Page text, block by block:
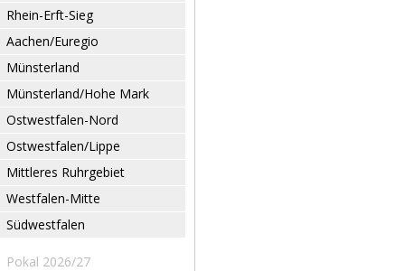
Rhein-Erft-Sieg
Aachen/Euregio
Münsterland
Münsterland/Hohe Mark
Ostwestfalen-Nord
Ostwestfalen/Lippe
Mittleres Ruhrgebiet
Westfalen-Mitte
Südwestfalen
Pokal 2026/27